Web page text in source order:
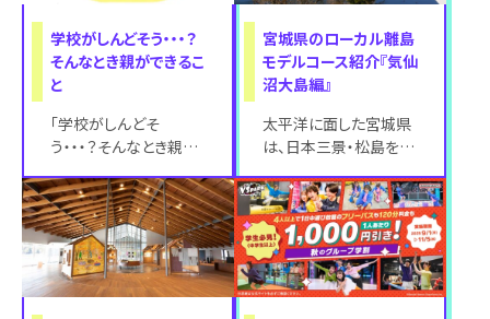
学校がしんどそう・・・？
そんなとき親ができるこ
と
「学校がしんどそ
う・・・？そんなとき親が
ルで、小学生のお子さん
がいらっしゃる
宮城県のローカル離島
モデルコース紹介『気仙
沼大島編』
太平洋に面した宮城県
は、日本三景・松島をは
点在する“島の宝庫”で
す。 日本三